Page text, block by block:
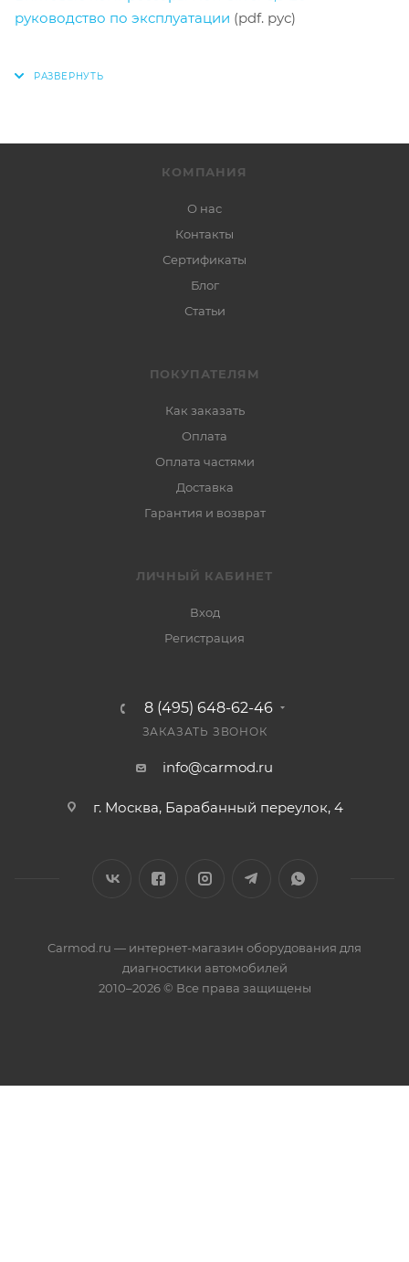
руководство по эксплуатации (pdf. рус)
КОМПАНИЯ
О нас
Контакты
Сертификаты
Блог
Статьи
ПОКУПАТЕЛЯМ
Как заказать
Оплата
Оплата частями
Доставка
Гарантия и возврат
ЛИЧНЫЙ КАБИНЕТ
Вход
Регистрация
8 (495) 648-62-46
ЗАКАЗАТЬ ЗВОНОК
info@carmod.ru
г. Москва, Барабанный переулок, 4
Carmod.ru — интернет-магазин оборудования для
диагностики автомобилей
2010–2026 © Все права защищены